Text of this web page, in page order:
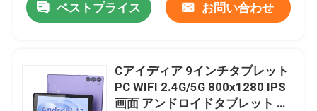
ベストプライス お問い合わせ
Cアイディア 9インチタブレット
PC WIFI 2.4G/5G 800x1280 IPS
画面 アンドロイドタブレット 電